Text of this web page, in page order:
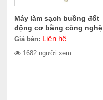
Máy làm sạch buồng đốt
động cơ bằng công nghệ
Oxyhydrogen Kcs1500
Giá bán: Liên hệ
1682 người xem